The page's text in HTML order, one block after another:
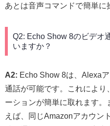
あとは音声コマンドで簡単に
Q2: Echo Show 8のビデオ
いますか？
A2: Echo Show 8は、Alexa
通話が可能です。これによ
ーションが簡単に取れます
えば、同じAmazonアカウン